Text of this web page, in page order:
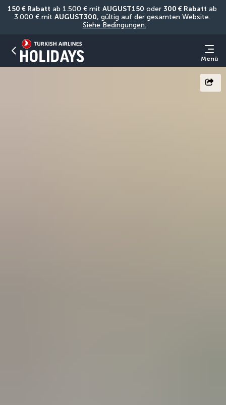
150 € Rabatt ab 1.500 € mit AUGUST150 oder 300 € Rabatt ab
3.000 € mit AUGUST300
Siehe Bedingungen.
Menü